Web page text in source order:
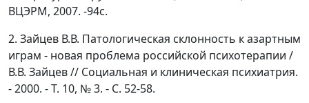
ВЦЭРМ, 2007. -94с.
2. Зайцев В.В. Патологическая склонность к азартным
играм - новая проблема российской психотерапии /
В.В. Зайцев // Социальная и клиническая психиатрия.
- 2000. - Т. 10, № 3. - С. 52-58.